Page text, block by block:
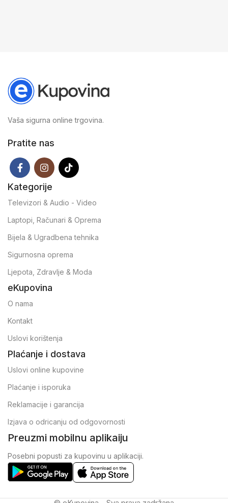
Vaša sigurna online trgovina.
Pratite nas
Kategorije
Televizori & Audio - Video
Laptopi, Računari & Oprema
Bijela & Ugradbena tehnika
Sigurnosna oprema
Ljepota, Zdravlje & Moda
eKupovina
O nama
Kontakt
Uslovi korištenja
Plaćanje i dostava
Uslovi online kupovine
Plaćanje i isporuka
Reklamacije i garancija
Izjava o odricanju od odgovornosti
Preuzmi mobilnu aplikaiju
Posebni popusti za kupovinu u aplikaciji.